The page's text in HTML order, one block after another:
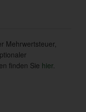
Mehrwertsteuer,
finden Sie hier